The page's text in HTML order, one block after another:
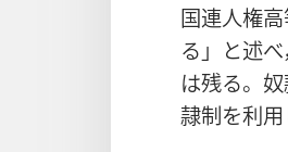
国連人権
る」と述
は残る。
隷制を利